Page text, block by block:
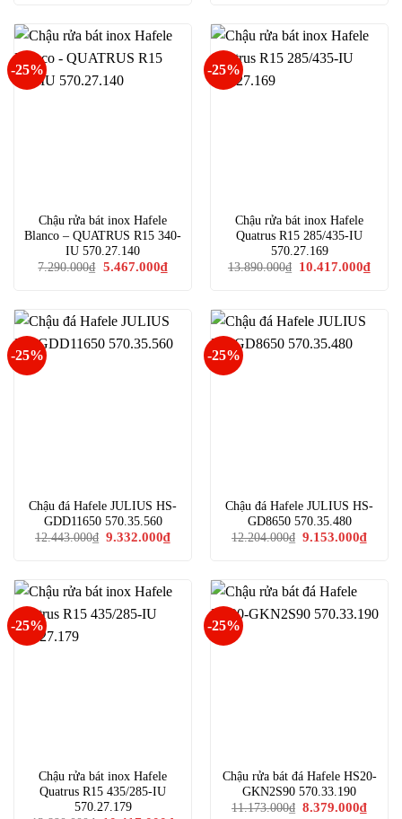
5.478.000₫.
-25%
Chậu rửa bát inox Hafele
Blanco – QUATRUS R15 340-
IU 570.27.140
7.290.000₫ Giá
5.467.000₫Giá
hiện
5.467.000₫.
-25%
Chậu rửa bát inox Hafele
Quatrus R15 285/435-IU
570.27.169
13.890.000₫
Giá
10.417.000₫Giá
hiện
-25%
Chậu đá Hafele JULIUS HS-
GDD11650 570.35.560
12.443.000₫ Giá
9.332.000₫Giá
hiện
9.332.000₫.
-25%
Chậu đá Hafele JULIUS HS-
GD8650 570.35.480
12.204.000₫ Giá
9.153.000₫Giá
hiện
-25%
Chậu rửa bát inox Hafele
Quatrus R15 435/285-IU
570.27.179
-25%
Chậu rửa bát đá Hafele HS20-
GKN2S90 570.33.190
11.173.000₫ Giá
8.379.000₫Giá